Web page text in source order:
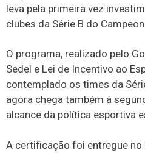
leva pela primeira vez
clubes da Série B do
O programa, realizado pelo
Sedel e Lei de Incentivo ao
contemplado os times da
agora chega também à
alcance da política esportiva
A certificação foi entregue no